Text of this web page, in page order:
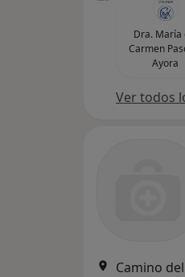
Dra. María
Carmen
Ayora
Ver todos